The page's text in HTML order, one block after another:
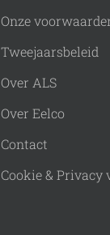
Onze
Tweejaarsbeleid
Over ALS
Over Eelco
Contact
Cookie &